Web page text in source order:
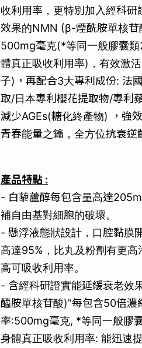
收利用率，更特別加入經科研
效果的NMN (β-煙酰胺單核苷
500mg毫克(*等同一般膠囊
體真正吸收利用率)，有效激
子)，再配合3大專利成份: 法
取/日本專利櫻花提取物/專利
減少AGEs(糖化終產物) ，強
青春能量之鑰，全方位抗衰逆
產品特點 :
- 白藜蘆醇每包含量高達
補自由基對細胞的破壞。
- 懸浮液態狀設計，口腔黏膜
高達95%，比丸及粉劑有更高
高可吸收利用率。
- 含經科研證實能延緩衰老效
醯胺單核苷酸)”每包含50倍濃
率:500mg毫克, *等同一般膠
身體真正吸收利用率: 能迅速